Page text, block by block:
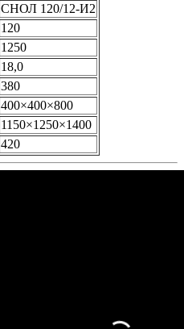
СНОЛ 120/12-И2
120
1250
18,0
380
400×400×800
1150×1250×1400
420